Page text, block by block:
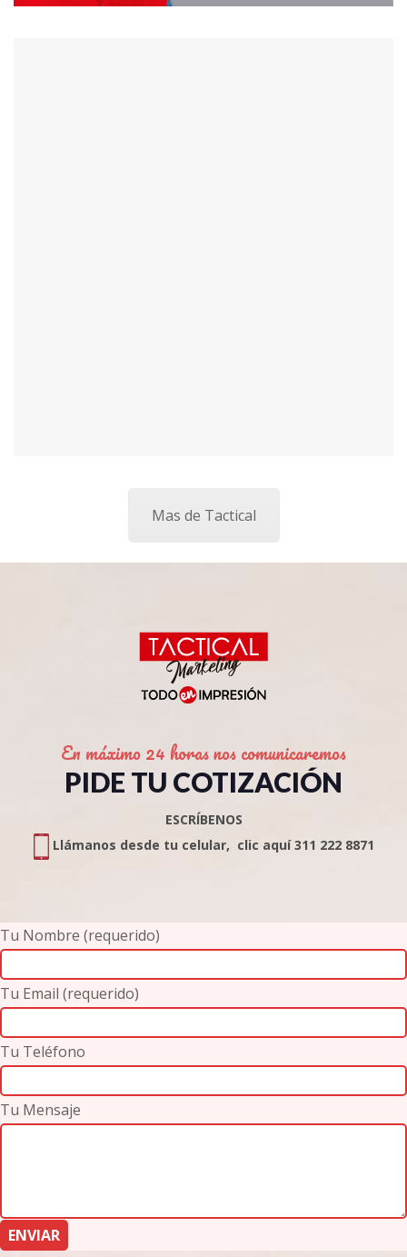
Mas de Tactical
En máximo 24 horas nos comunicaremos
PIDE TU COTIZACIÓN
ESCRÍBENOS
Llámanos desde tu celular, clic aquí 311 222 8871
Tu Nombre (requerido)
Tu Email (requerido)
Tu Teléfono
Tu Mensaje